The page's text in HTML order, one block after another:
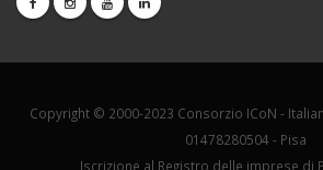
Copyright © 2000-2023 Consorzio ICoN -
01478280504 - Pisa
Iscrizione al Registro delle imprese di